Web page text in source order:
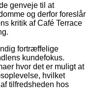
genveje til at
og derfor foreslår
kritik af Café Terrace
fortræffelige
kundefokus.
hvor det er muligt at
hvilket
tilfredsheden hos